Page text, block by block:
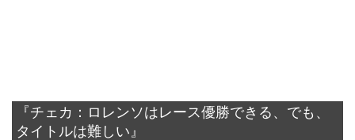
『チェカ：ロレンソはレース優勝できる、でも、
タイトルは難しい』